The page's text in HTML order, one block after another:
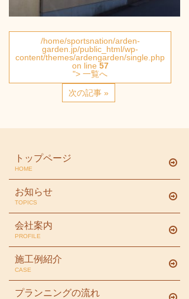
/home/sportsnation/arden-
garden.jp/public_html/wp-
content/themes/ardengarden/single.php
on line 57
"> 一覧へ
次の記事 »
トップページ
HOME
お知らせ
TOPICS
会社案内
PROFILE
施工例紹介
CASE
プランニングの流れ